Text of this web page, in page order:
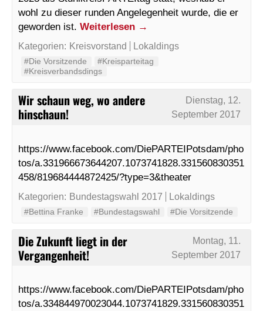
wohl zu dieser runden Angelegenheit wurde, die er
geworden ist. Weiterlesen →
Kategorien: Kreisvorstand Lokaldings
#Die Vorsitzende
#Kreisparteitag
#Kreisverbandsdings
Wir schaun weg, wo andere
hinschaun!
Dienstag, 12.
September 2017
https://www.facebook.com/DiePARTEIPotsdam/pho
tos/a.331966673644207.1073741828.331560830351
458/819684444872425/?type=3&theater
Kategorien: Bundestagswahl 2017 Lokaldings
#Bettina Franke #Bundestagswahl #Die Vorsitzende
Die Zukunft liegt in der
Vergangenheit!
Montag, 11.
September 2017
https://www.facebook.com/DiePARTEIPotsdam/pho
tos/a.334844970023044.1073741829.331560830351